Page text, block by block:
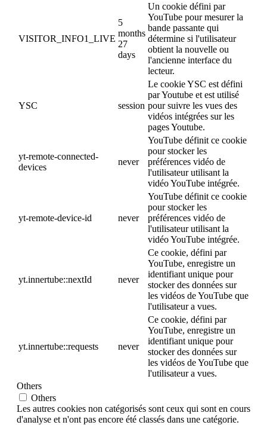
VISITOR_INFO1_LIVE
5
months
27
days
Un cookie défini par
YouTube pour mesurer la
bande passante qui
détermine si l'utilisateur
obtient la nouvelle ou
l'ancienne interface du
lecteur.
YSC session
Le cookie YSC est défini
par Youtube et est utilisé
pour suivre les vues des
vidéos intégrées sur les
pages Youtube.
yt-remote-connected-
devices
never
YouTube définit ce cookie
pour stocker les
préférences vidéo de
l'utilisateur utilisant la
vidéo YouTube intégrée.
yt-remote-device-id never
YouTube définit ce cookie
pour stocker les
préférences vidéo de
l'utilisateur utilisant la
vidéo YouTube intégrée.
yt.innertube::nextId never
Ce cookie, défini par
YouTube, enregistre un
identifiant unique pour
stocker des données sur
les vidéos de YouTube que
l'utilisateur a vues.
yt.innertube::requests never
Ce cookie, défini par
YouTube, enregistre un
identifiant unique pour
stocker des données sur
les vidéos de YouTube que
l'utilisateur a vues.
Others
Others
Les autres cookies non catégorisés sont ceux qui sont en cours
d'analyse et n'ont pas encore été classés dans une catégorie.